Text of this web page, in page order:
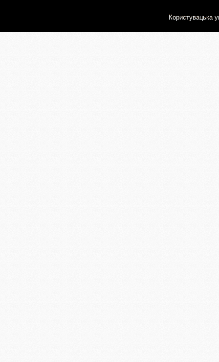
Користувацька